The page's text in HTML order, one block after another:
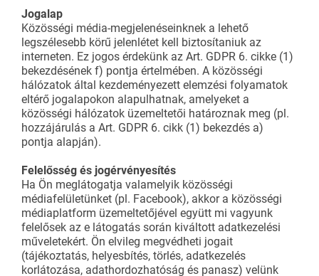
Jogalap
Közösségi média-megjelenéseinknek a lehető
legszélesebb körű jelenlétet kell biztosítaniuk az
interneten. Ez jogos érdekünk az Art. GDPR 6. cikke (1)
bekezdésének f) pontja értelmében. A közösségi
hálózatok által kezdeményezett elemzési folyamatok
eltérő jogalapokon alapulhatnak, amelyeket a
közösségi hálózatok üzemeltetői határoznak meg (pl.
hozzájárulás a Art. GDPR 6. cikk (1) bekezdés a)
pontja alapján).
Felelősség és jogérvényesítés
Ha Ön meglátogatja valamelyik közösségi
médiafelületünket (pl. Facebook), akkor a közösségi
médiaplatform üzemeltetőjével együtt mi vagyunk
felelősek az e látogatás során kiváltott adatkezelési
műveletekért. Ön elvileg megvédheti jogait
(tájékoztatás, helyesbítés, törlés, adatkezelés
korlátozása, adathordozhatóság és panasz) velünk